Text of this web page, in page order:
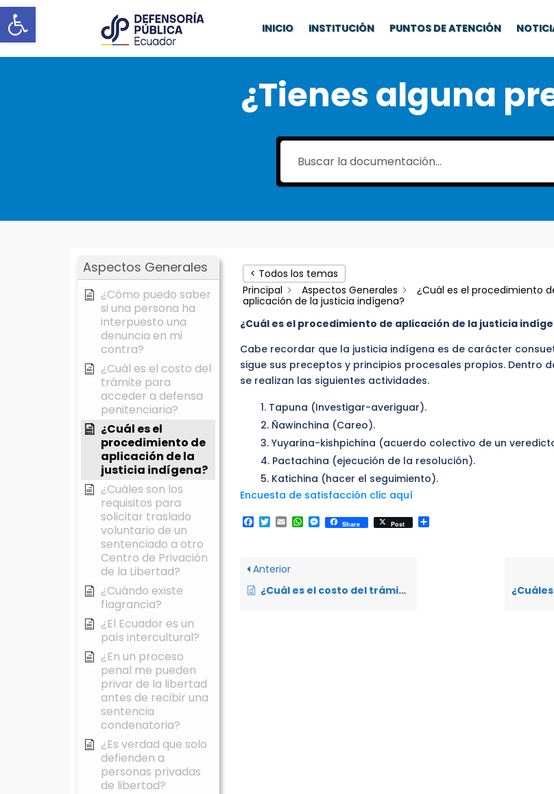
Abrir barra de herramientas INICIO INSTITUCIÓN PUNTOS DE ATENCIÓN
¿Tienes alguna
Aspectos Generales
¿Cómo puedo saber
si una persona ha
interpuesto una
denuncia en mi
contra?
¿Cuál es el costo del
trámite para
acceder a defensa
penitenciaria?
¿Cuál es el
procedimiento de
aplicación de la
justicia indígena?
¿Cuáles son los
requisitos para
solicitar traslado
voluntario de un
sentenciado a otro
Centro de Privación
de la Libertad?
¿Cuándo existe
flagrancia?
¿El Ecuador es un
país intercultural?
¿En un proceso
penal me pueden
privar de la libertad
antes de recibir una
sentencia
condenatoria?
¿Es verdad que solo
defienden a
personas privadas
de libertad?
< Todos los temas
Principal
Aspectos Generales
¿Cuál es el procedimiento
aplicación de la justicia indígena?
¿Cuál es el procedimiento de aplicación de la justicia
Cabe recordar que la justicia indígena es de carácter
sigue sus preceptos y principios procesales propios. Dentro
se realizan las siguientes actividades.
Tapuna (Investigar-averiguar).
Ñawinchina (Careo).
Yuyarina-kishpichina (acuerdo colectivo de un
Pactachina (ejecución de la resolución).
Katichina (hacer el seguimiento).
Encuesta de satisfacción clic aquí
Facebook
Twitter
EmailWhatsApp
Messenger
Share Post
Anterior
¿Cuál es el costo del trámite para acceder a defensa penitenciaria?